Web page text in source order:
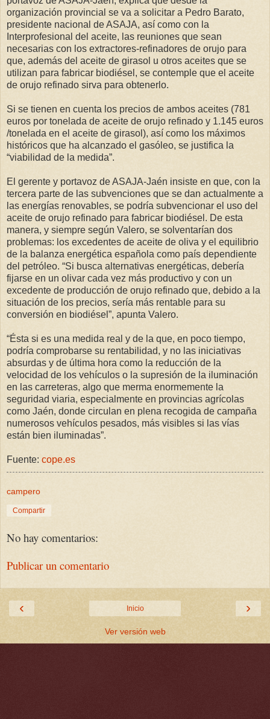
organización provincial se va a solicitar a Pedro Barato,
presidente nacional de ASAJA, así como con la
Interprofesional del aceite, las reuniones que sean
necesarias con los extractores-refinadores de orujo para
que, además del aceite de girasol u otros aceites que se
utilizan para fabricar biodiésel, se contemple que el aceite
de orujo refinado sirva para obtenerlo.
Si se tienen en cuenta los precios de ambos aceites (781
euros por tonelada de aceite de orujo refinado y 1.145 euros
/tonelada en el aceite de girasol), así como los máximos
históricos que ha alcanzado el gasóleo, se justifica la
“viabilidad de la medida”.
El gerente y portavoz de ASAJA-Jaén insiste en que, con la
tercera parte de las subvenciones que se dan actualmente a
las energías renovables, se podría subvencionar el uso del
aceite de orujo refinado para fabricar biodiésel. De esta
manera, y siempre según Valero, se solventarían dos
problemas: los excedentes de aceite de oliva y el equilibrio
de la balanza energética española como país dependiente
del petróleo. “Si busca alternativas energéticas, debería
fijarse en un olivar cada vez más productivo y con un
excedente de producción de orujo refinado que, debido a la
situación de los precios, sería más rentable para su
conversión en biodiésel”, apunta Valero.
“Ésta si es una medida real y de la que, en poco tiempo,
podría comprobarse su rentabilidad, y no las iniciativas
absurdas y de última hora como la reducción de la
velocidad de los vehículos o la supresión de la iluminación
en las carreteras, algo que merma enormemente la
seguridad viaria, especialmente en provincias agrícolas
como Jaén, donde circulan en plena recogida de campaña
numerosos vehículos pesados, más visibles si las vías
están bien iluminadas”.
Fuente: cope.es
campero
Compartir
No hay comentarios:
Publicar un comentario
‹ ›
Inicio
Ver versión web